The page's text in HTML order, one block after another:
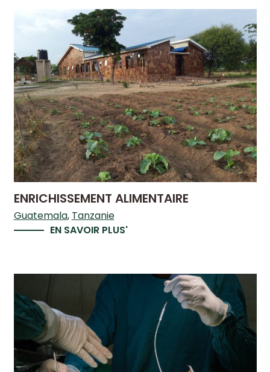
ENRICHISSEMENT ALIMENTAIRE
Guatemala Tanzanie
EN SAVOIR PLUS'